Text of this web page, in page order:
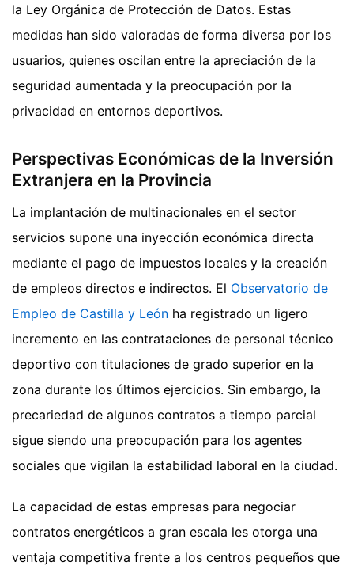
la Ley Orgánica de Protección de Datos. Estas
medidas han sido valoradas de forma diversa por los
usuarios, quienes oscilan entre la apreciación de la
seguridad aumentada y la preocupación por la
privacidad en entornos deportivos.
Perspectivas Económicas de la Inversión
Extranjera en la Provincia
La implantación de multinacionales en el sector
servicios supone una inyección económica directa
mediante el pago de impuestos locales y la creación
de empleos directos e indirectos. El Observatorio de
Empleo de Castilla y León ha registrado un ligero
incremento en las contrataciones de personal técnico
deportivo con titulaciones de grado superior en la
zona durante los últimos ejercicios. Sin embargo, la
precariedad de algunos contratos a tiempo parcial
sigue siendo una preocupación para los agentes
sociales que vigilan la estabilidad laboral en la ciudad.
La capacidad de estas empresas para negociar
contratos energéticos a gran escala les otorga una
ventaja competitiva frente a los centros pequeños que